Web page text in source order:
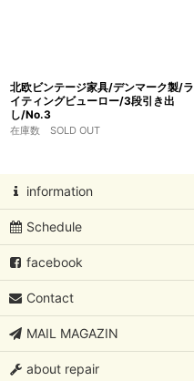
北欧ビンテージ家具/デンマーク製/ラ
イティングビューロー/3段引き出
し/No.3
在庫数 SOLD OUT
information
Schedule
facebook
Contact
MAIL MAGAZIN
about repair